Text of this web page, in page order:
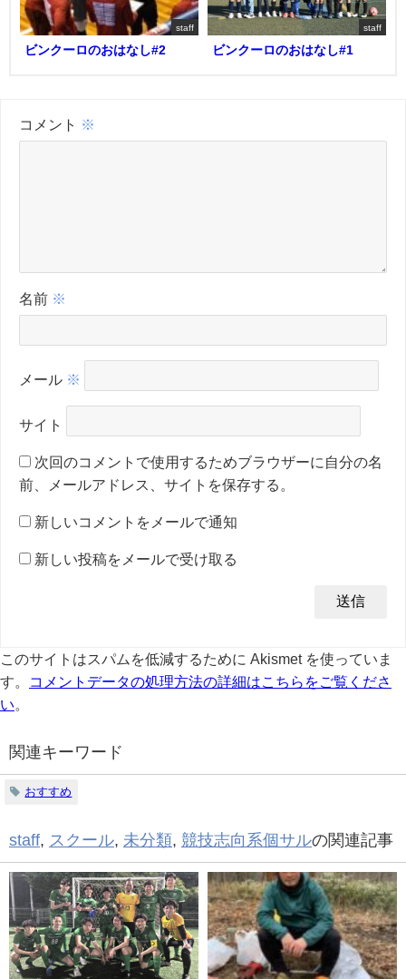
staff
ビンクーロのおはなし#2
staff
ビンクーロのおはなし#1
コメント ※
名前 ※
メール ※
サイト
次回のコメントで使用するためブラウザーに自分の名
前、メールアドレス、サイトを保存する。
新しいコメントをメールで通知
新しい投稿をメールで受け取る
このサイトはスパムを低減するために Akismet を使っていま
す。
コメントデータの処理方法の詳細はこちらをご覧くださ
い。
関連キーワード
おすすめ
staff, スクール, 未分類, 競技志向系個サルの関連記事